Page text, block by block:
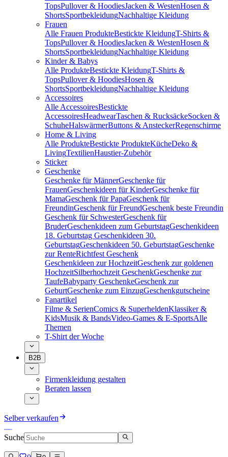
TopsPullover & HoodiesJacken & WestenHosen &
ShortsSportbekleidungNachhaltige Kleidung
Frauen
Alle Frauen ProdukteBestickte KleidungT-Shirts &
TopsPullover & HoodiesJacken & WestenHosen &
ShortsSportbekleidungNachhaltige Kleidung
Kinder & Babys
Alle ProdukteBestickte KleidungT-Shirts &
TopsPullover & HoodiesHosen &
ShortsSportbekleidungNachhaltige Kleidung
Accessoires
Alle AccessoiresBestickte
AccessoiresHeadwearTaschen & RucksäckeSocken &
SchuheHalswärmerButtons & AnsteckerRegenschirme
Home & Living
Alle ProdukteBestickte ProdukteKücheDeko &
LivingTextilienHaustier-Zubehör
Sticker
Geschenke
Geschenke für MännerGeschenke für
FrauenGeschenkideen für KinderGeschenke für
MamaGeschenk für PapaGeschenk für
FreundinGeschenk für FreundGeschenk beste Freundin
Geschenk für SchwesterGeschenk für
BruderGeschenkideen zum GeburtstagGeschenkideen
18. Geburtstag Geschenkideen 30.
GeburtstagGeschenkideen 50. GeburtstagGeschenke
zur RenteRichtfest Geschenk
Geschenkideen zur HochzeitGeschenk zur goldenen
HochzeitSilberhochzeit GeschenkGeschenke zur
TaufeBabyparty GeschenkeGeschenk zur
GeburtGeschenke zum EinzugGeschenkgutscheine
Fanartikel
Filme & SerienComics & SuperheldenKlassiker &
KidsMusik & BandsVideo-Games & E-SportsAlle
Themen
T-Shirt der Woche
B2B
Firmenkleidung gestalten
Beraten lassen
Selber verkaufen
Suche